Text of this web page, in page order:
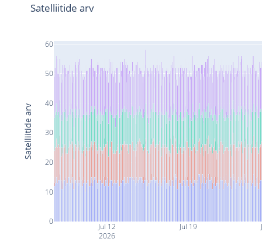
Jul 12
2026
Jul 19
0
10
20
30
40
50
60
Satelliitide arv
Satelliitide arv